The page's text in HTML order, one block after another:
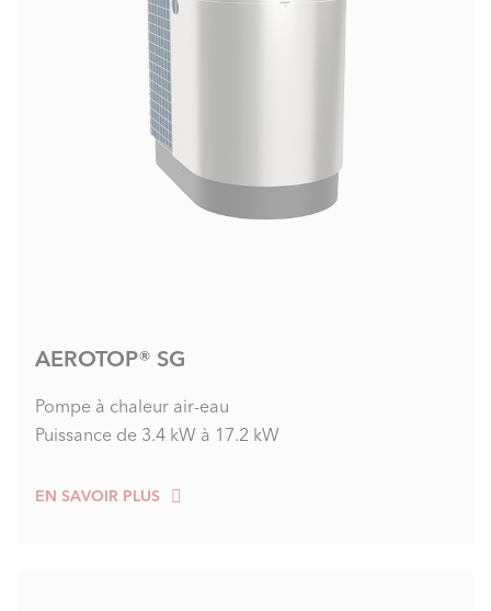
AEROTOP® SG
Pompe à chaleur air-eau
Puissance de 3.4 kW à 17.2 kW
EN SAVOIR PLUS